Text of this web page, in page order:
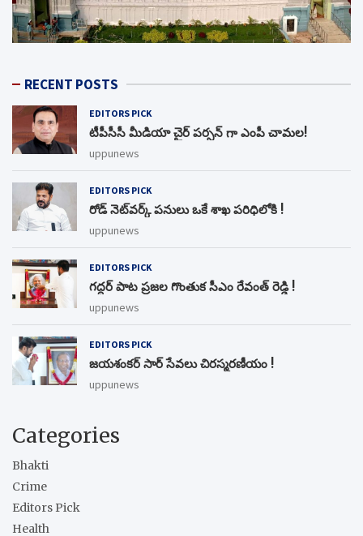
RECENT POSTS
EDITORS PICK
టీపీసీసీ మీడియా చైర్ పర్సన్ గా ఎంపీ చామల!
uppunews
EDITORS PICK
రోడ్ నెట్‌వర్క్‌ పనులు ఒకే శాఖ పరిధిలోకి !
uppunews
EDITORS PICK
గద్దర్ పాట ప్రజల గొంతుక సీఎం రేవంత్ రెడ్డి !
uppunews
EDITORS PICK
జయశంకర్ సార్ సేవలు చిరస్మరణీయం !
uppunews
Categories
Bhakti
Crime
Editors Pick
Health